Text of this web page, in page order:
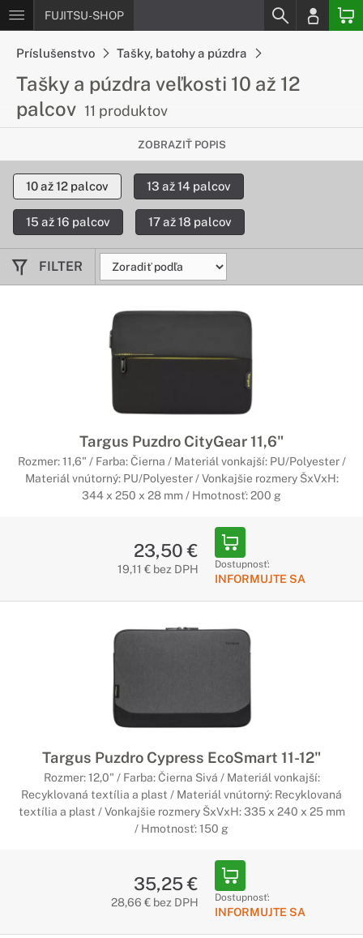
FUJITSU-SHOP
Príslušenstvo Tašky, batohy a púzdra
Tašky a púzdra veľkosti 10 až 12
palcov 11 produktov
Určené na prenášanie väčších
tabletov
Ak potrebujete so sebou nosiť väčší tablet, poprípade malý
notebook, určite budete potrebovať kvalitné a odolné púzdra.
V našej ponuke nájdete všetko pre pohodlné prenášanie
týchto zariadení.
ZOBRAZIŤ POPIS
10 až 12 palcov 13 až 14 palcov
15 až 16 palcov 17 až 18 palcov
FILTER
Targus Puzdro CityGear 11,6"
Rozmer: 11,6" / Farba: Čierna / Materiál vonkajší: PU/Polyester /
Materiál vnútorný: PU/Polyester / Vonkajšie rozmery ŠxVxH:
344 x 250 x 28 mm / Hmotnosť: 200 g
23,50 €
19,11 € bez DPH Dostupnosť:
INFORMUJTE SA
Targus Puzdro Cypress EcoSmart 11-12"
Rozmer: 12,0" / Farba: Čierna Sivá / Materiál vonkajší:
Recyklovaná textília a plast / Materiál vnútorný: Recyklovaná
textília a plast / Vonkajšie rozmery ŠxVxH: 335 x 240 x 25 mm
/ Hmotnosť: 150 g
35,25 €
28,66 € bez DPH Dostupnosť:
INFORMUJTE SA